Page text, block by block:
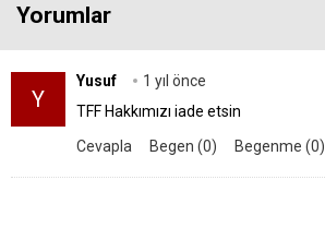
Yorumlar
Y
Yusuf
1 yıl önce
TFF Hakkımızı iade etsin
Cevapla
Begen (0) Begenme (0)